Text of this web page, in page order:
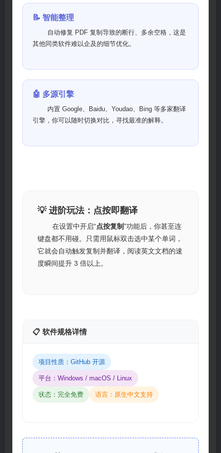
📝 智能整理
自动修复 PDF 复制导致的断行、多余空格，这是
其他同类软件难以企及的细节优化。
🤖 多源引擎
内置 Google、Baidu、Youdao、Bing 等多家翻译
引擎，你可以随时切换对比，寻找最准的解释。
💡 进阶玩法：点按即翻译
在设置中开启“点按复制”功能后，你甚至连
键盘都不用碰。只需用鼠标双击选中某个单词，
它就会自动触发复制并翻译，阅读英文文档的速
度瞬间提升 3 倍以上。
📋 软件规格详情
项目性质：GitHub 开源
平台：Windows / macOS / Linux
状态：完全免费 语言：原生中文支持